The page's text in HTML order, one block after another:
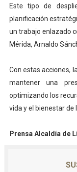
Este tipo de
planificación
un trabajo enlazado
Mérida, Arnaldo
Con estas acciones,
mantener una
optimizando los
vida y el bienestar de
Prensa Alcaldía de